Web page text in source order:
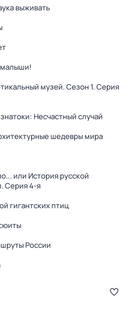
выживать
музей. Сезон 1. Серия
Несчастный случай
шедевры мира
или История русской
. Серия 4-я
гигантских птиц
России